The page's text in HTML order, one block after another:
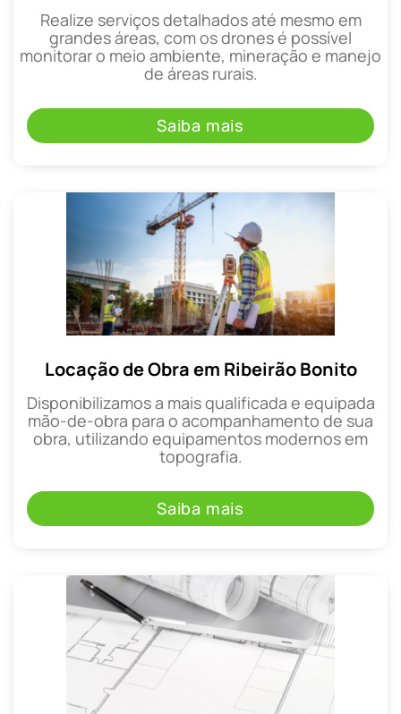
Realize serviços detalhados até mesmo em
grandes áreas, com os drones é possível
monitorar o meio ambiente, mineração e manejo
de áreas rurais.
Saiba mais
Locação de Obra em Ribeirão Bonito
Disponibilizamos a mais qualificada e equipada
mão-de-obra para o acompanhamento de sua
obra, utilizando equipamentos modernos em
topografia.
Saiba mais